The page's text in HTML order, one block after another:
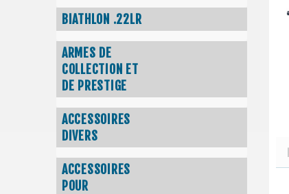
BIATHLON .22LR
ARMES DE
COLLECTION ET
DE PRESTIGE
ACCESSOIRES
DIVERS
ACCESSOIRES
POUR